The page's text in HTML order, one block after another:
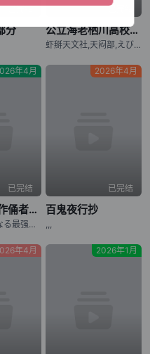
已完结
分
已完结
公立海老栖川高校天闷部
虾掰天文社,天闷部,えびてん,
年4月
已完结
身为悲剧始作俑者的最强邪恶BOSS女王为民竭心尽力。 第二季
悲剧の元凶となる最强外道ラスボス女王は民の为に尽くします。Season2,Higeki no Genkyou to Naru Saikyou Gedou Last Boss Joou wa Tami no Tame ni Tsukushimasu. Season 2,The Most Heretical Last Boss Queen: From Villainess to Savior Season 2,Higeki no Genkyou to Naru Saikyou Gedou Last Boss
2026年4月
已完结
百鬼夜行抄
年4月 2026年1月